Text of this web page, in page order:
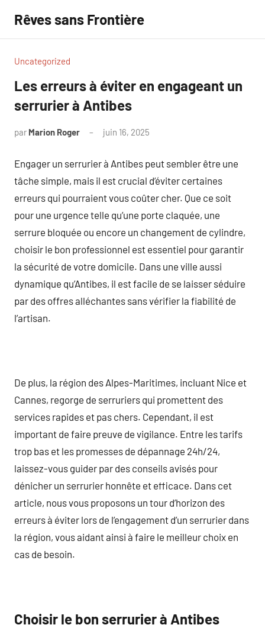
contenu
Rêves sans Frontière
Uncategorized
Les erreurs à éviter en engageant un
serrurier à Antibes
par Marion Roger juin 16, 2025
Engager un serrurier à Antibes peut sembler être une
tâche simple, mais il est crucial d’éviter certaines
erreurs qui pourraient vous coûter cher. Que ce soit
pour une urgence telle qu’une porte claquée, une
serrure bloquée ou encore un changement de cylindre,
choisir le bon professionnel est essentiel pour garantir
la sécurité de votre domicile. Dans une ville aussi
dynamique qu’Antibes, il est facile de se laisser séduire
par des offres alléchantes sans vérifier la fiabilité de
l’artisan.
De plus, la région des Alpes-Maritimes, incluant Nice et
Cannes, regorge de serruriers qui promettent des
services rapides et pas chers. Cependant, il est
important de faire preuve de vigilance. Entre les tarifs
trop bas et les promesses de dépannage 24h/24,
laissez-vous guider par des conseils avisés pour
dénicher un serrurier honnête et efficace. Dans cet
article, nous vous proposons un tour d’horizon des
erreurs à éviter lors de l’engagement d’un serrurier dans
la région, vous aidant ainsi à faire le meilleur choix en
cas de besoin.
Choisir le bon serrurier à Antibes